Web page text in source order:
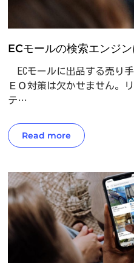
ECモールの検索エンジ
ECモールに出品する売り
ＥＯ対策は欠かせません。
テ…
Read more